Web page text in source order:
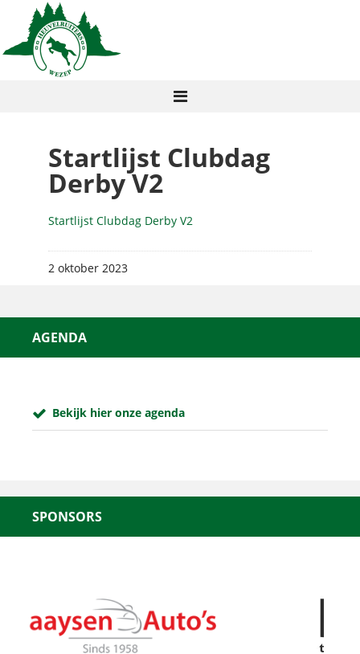
Startlijst Clubdag
Derby V2
Startlijst Clubdag Derby V2
2 oktober 2023
AGENDA
Bekijk hier onze agenda
SPONSORS